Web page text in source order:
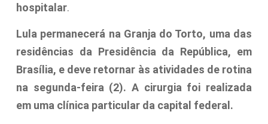
hospitalar.
Lula permanecerá na Granja do Torto, uma das
residências da Presidência da República, em
Brasília, e deve retornar às atividades de rotina
na segunda-feira (2). A cirurgia foi realizada
em uma clínica particular da capital federal.